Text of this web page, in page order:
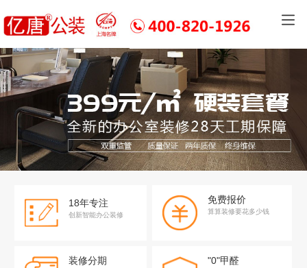
18年专注
创新智能办公装修
免费报价
算算装修要花多少钱
装修分期 "0"甲醛